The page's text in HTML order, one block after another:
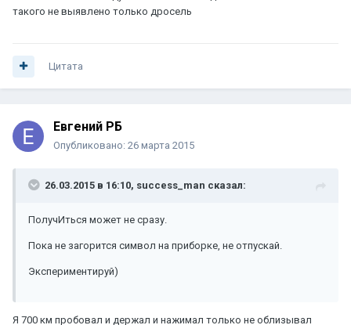
такого не выявлено только дросель
Цитата
Евгений РБ
Опубликовано: 26 марта 2015
26.03.2015 в 16:10, success_man сказал:
ПолучИться может не сразу.
Пока не загорится символ на приборке, не отпускай.
Экспериментируй)
Я 700 км пробовал и держал и нажимал только не облизывал